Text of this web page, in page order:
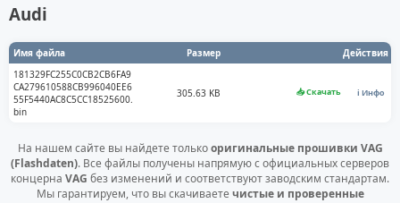
Audi
Имя файла Размер
Действия
181329FC255C0CB2CB6FA9
CA279610588CB996040EE6
55F5440AC8C5CC18525600.
bin
305.63 KB 📥 Скачать ℹ️ Инфо
На нашем сайте вы найдете толькооригинальные прошивки VAG
(Flashdaten). Все файлы получены напрямую с официальных серверов
концерна VAG без изменений и соответствуют заводским стандартам.
Мы гарантируем, что вы скачиваете чистые и проверенные